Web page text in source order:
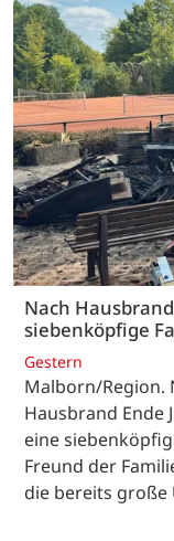
Nach
siebenköpfige
Gestern
Malborn/Region.
Hausbrand Ende
eine
Freund der
die bereits